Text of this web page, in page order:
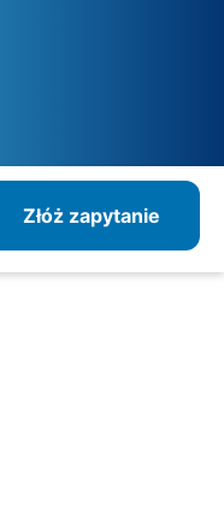
Złóż zapytanie